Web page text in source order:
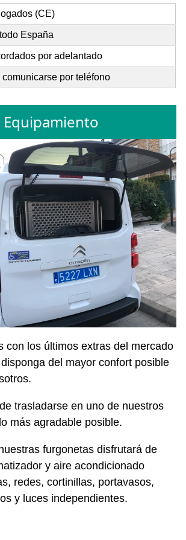
(CE)
España
por adelantado
por teléfono
Equipamiento
con los últimos extras del mercado
del mayor confort posible
trasladarse en uno de nuestros
más agradable posible.
furgonetas disfrutará de
y aire acondicionado
redes, cortinillas, portavasos,
y luces independientes.